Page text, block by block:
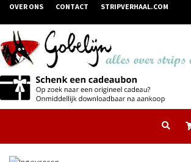
OVER ONS CONTACT STRIPVERHAAL.COM